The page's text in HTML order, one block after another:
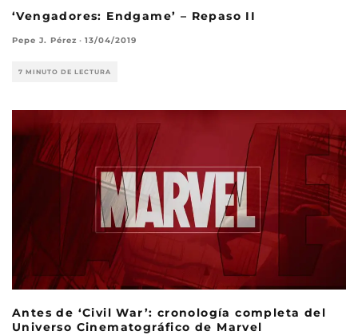
‘Vengadores: Endgame’ – Repaso II
Pepe J. Pérez · 13/04/2019
7 MINUTO DE LECTURA
Antes de ‘Civil War’: cronología completa del
Universo Cinematográfico de Marvel